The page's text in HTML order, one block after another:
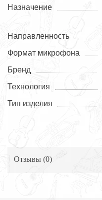
Назначение
Направленность
Формат микрофона
Бренд
Технология
Тип изделия
Отзывы (0)